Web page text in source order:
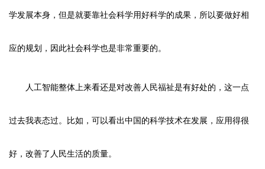
学发展本身，但是就要靠社会科学用好科学的成果，所以要做好相
应的规划，因此社会科学也是非常重要的。
人工智能整体上来看还是对改善人民福祉是有好处的，这一点
过去我表态过。比如，可以看出中国的科学技术在发展，应用得很
好，改善了人民生活的质量。